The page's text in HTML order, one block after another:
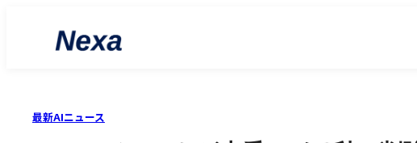
最新AIニュース